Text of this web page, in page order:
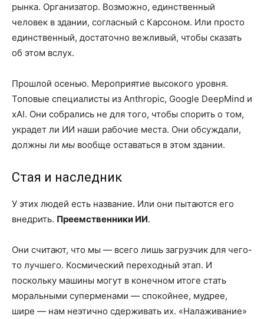
рынка. Организатор. Возможно, единственный
человек в здании, согласный с Карсоном. Или просто
единственный, достаточно вежливый, чтобы сказать
об этом вслух.
Прошлой осенью. Мероприятие высокого уровня.
Топовые специалисты из Anthropic, Google DeepMind и
xAI. Они собрались не для того, чтобы спорить о том,
украдет ли ИИ наши рабочие места. Они обсуждали,
должны ли мы вообще оставаться в этом здании.
Стая и наследник
У этих людей есть название. Или они пытаются его
внедрить. Преемственники ИИ.
Они считают, что мы — всего лишь загрузчик для чего-
то лучшего. Космический переходный этап. И
поскольку машины могут в конечном итоге стать
моральными суперменами — спокойнее, мудрее,
шире — нам неэтично сдерживать их. «Налаживание»